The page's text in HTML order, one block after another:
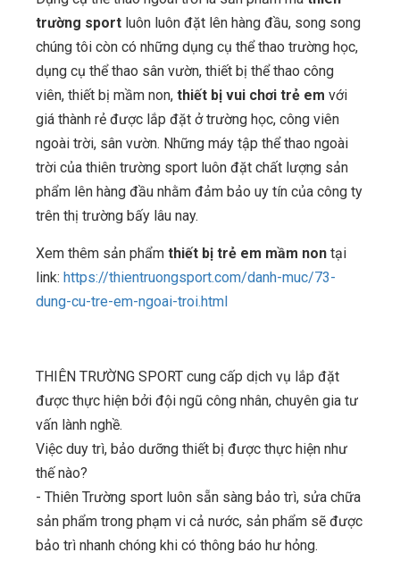
trường sport luôn luôn đặt lên hàng đầu, song song
chúng tôi còn có những dụng cụ thể thao trường học,
dụng cụ thể thao sân vườn, thiết bị thể thao công
viên, thiết bị mầm non, thiết bị vui chơi trẻ em với
giá thành rẻ được lắp đặt ở trường học, công viên
ngoài trời, sân vườn. Những máy tập thể thao ngoài
trời của thiên trường sport luôn đặt chất lượng sản
phẩm lên hàng đầu nhằm đảm bảo uy tín của công ty
trên thị trường bấy lâu nay.
Xem thêm sản phẩm thiết bị trẻ em mầm non tại
link: https://thientruongsport.com/danh-muc/73-
dung-cu-tre-em-ngoai-troi.html
THIÊN TRƯỜNG SPORT cung cấp dịch vụ lắp đặt
được thực hiện bởi đội ngũ công nhân, chuyên gia tư
vấn lành nghề.
Việc duy trì, bảo dưỡng thiết bị được thực hiện như
thế nào?
- Thiên Trường sport luôn sẵn sàng bảo trì, sửa chữa
sản phẩm trong phạm vi cả nước, sản phẩm sẽ được
bảo trì nhanh chóng khi có thông báo hư hỏng.